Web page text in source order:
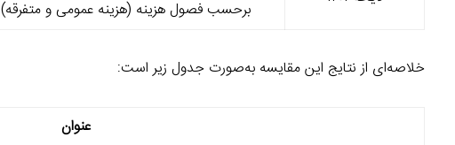
برحسب فصول هزینه (هزینه عمومی و متفرقه) ۱۴۰۱
خلاصه‌ای از نتایج این مقایسه به‌صورت جدول زیر است:
عنوان